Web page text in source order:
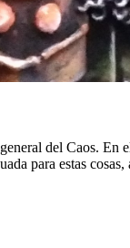
del Caos.
para estas